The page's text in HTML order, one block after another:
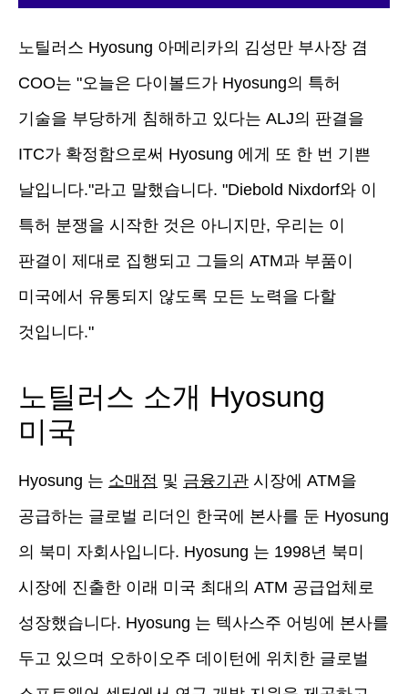
노틸러스 Hyosung 아메리카의 김성만 부사장 겸
COO는 "오늘은 다이볼드가 Hyosung의 특허
기술을 부당하게 침해하고 있다는 ALJ의 판결을
ITC가 확정함으로써 Hyosung 에게 또 한 번 기쁜
날입니다."라고 말했습니다. "Diebold Nixdorf와 이
특허 분쟁을 시작한 것은 아니지만, 우리는 이
판결이 제대로 집행되고 그들의 ATM과 부품이
미국에서 유통되지 않도록 모든 노력을 다할
것입니다."
노틸러스 소개 Hyosung
미국
Hyosung 는 소매점 및 금융기관 시장에 ATM을
공급하는 글로벌 리더인 한국에 본사를 둔 Hyosung
의 북미 자회사입니다. Hyosung 는 1998년 북미
시장에 진출한 이래 미국 최대의 ATM 공급업체로
성장했습니다. Hyosung 는 텍사스주 어빙에 본사를
두고 있으며 오하이오주 데이턴에 위치한 글로벌